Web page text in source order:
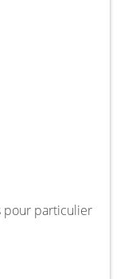
pour particulier